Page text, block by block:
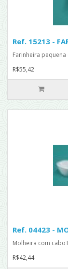
Ref. 15213 -
Farinheira
R$55,42
Ref. 04423 -
Molheira com
R$42,44